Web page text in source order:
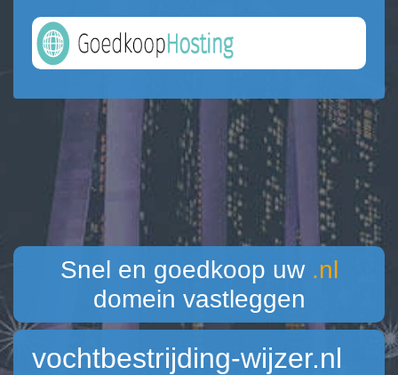
Snel en goedkoop uw .nl
domein vastleggen
vochtbestrijding-wijzer.nl